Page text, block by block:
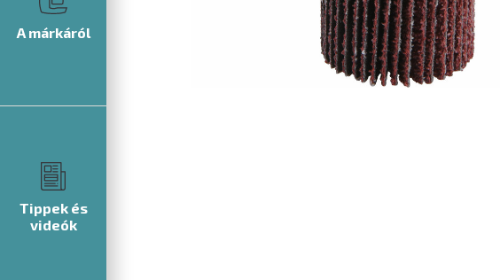
A márkáról
Tippek és
videók